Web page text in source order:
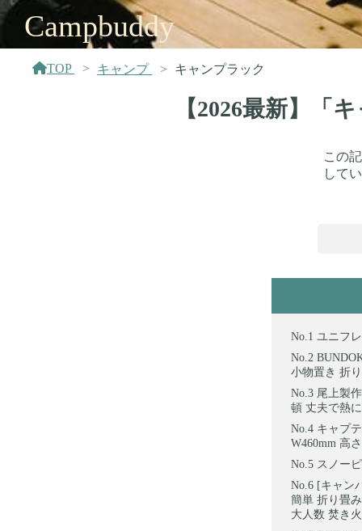
Campbuddy
TOP キャンプ キャンプラック
【2026最新】「
この
して
ユニフ
小物置き 折
尾上製
頓 丈夫で熱
キャプ
W460mm 高
スノー
[キャン
簡単 折り畳
大人数 焚き